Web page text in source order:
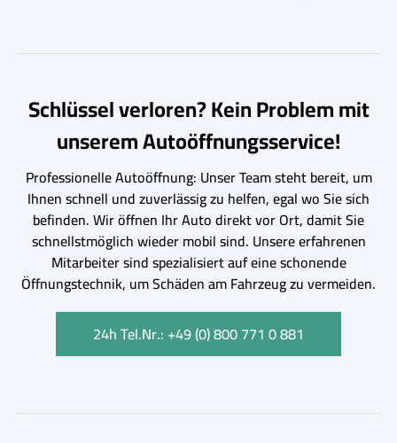
Schlüssel verloren? Kein Problem mit
unserem Autoöffnungsservice!
Professionelle Autoöffnung: Unser Team steht bereit, um
Ihnen schnell und zuverlässig zu helfen, egal wo Sie sich
befinden. Wir öffnen Ihr Auto direkt vor Ort, damit Sie
schnellstmöglich wieder mobil sind. Unsere erfahrenen
Mitarbeiter sind spezialisiert auf eine schonende
Öffnungstechnik, um Schäden am Fahrzeug zu vermeiden.
24h Tel.Nr.: +49 (0) 800 771 0 881